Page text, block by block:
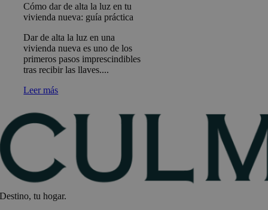
Cómo dar de alta la luz en tu
vivienda nueva: guía práctica
Dar de alta la luz en una
vivienda nueva es uno de los
primeros pasos imprescindibles
tras recibir las llaves....
Leer más
Destino, tu hogar.